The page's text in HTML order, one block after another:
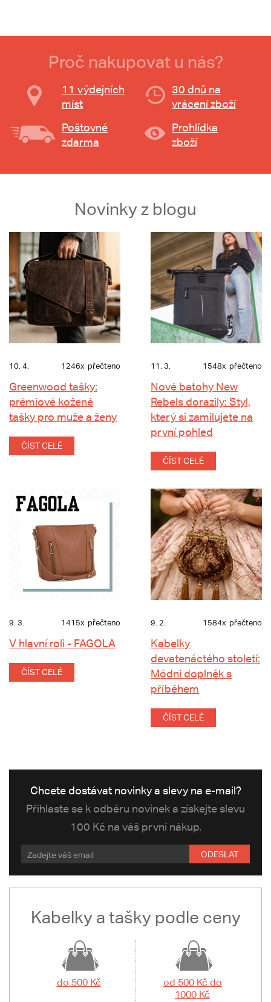
Proč nakupovat u nás?
11 výdejních
míst
30 dnů na
vrácení zboží
Poštovné
zdarma
Prohlídka
zboží
Novinky z blogu
10. 4. 1246x přečteno
Greenwood tašky:
prémiové kožené
tašky pro muže a ženy
ČÍST CELÉ
11. 3. 1548x přečteno
Nové batohy New
Rebels dorazily: Styl,
který si zamilujete na
první pohled
ČÍST CELÉ
9. 3. 1415x přečteno
V hlavní roli - FAGOLA
ČÍST CELÉ
9. 2. 1584x přečteno
Kabelky
devatenáctého století:
Módní doplněk s
příběhem
ČÍST CELÉ
Chcete dostávat novinky a slevy na e-mail?
Přihlaste se k odběru novinek a získejte slevu
100 Kč na váš první nákup.
ODESLAT
Kabelky a tašky podle ceny
do 500 Kč
od 500 Kč do
1000 Kč